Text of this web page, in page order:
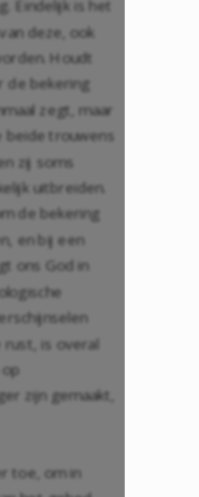
Eindelijk is het
deze, ook
Houdt
de bekering
zegt, maar
beide trouwens
zij soms
uitbreiden.
de bekering
en bij een
ons God in
rust, is overal
zijn gemaakt,
toe, om in